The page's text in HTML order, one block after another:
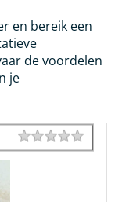
en bereik een
de voordelen
je
Rating 1 star
2
3
4
5